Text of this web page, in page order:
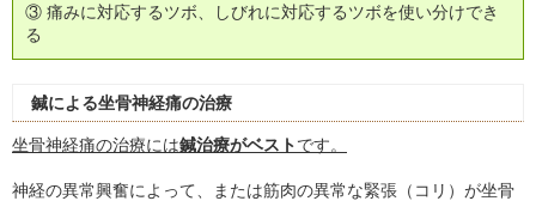
③ 痛みに対応するツボ、しびれに対応するツボを使い分けでき
る
鍼による坐骨神経痛の治療
坐骨神経痛の治療には鍼治療がベストです。
神経の異常興奮によって、または筋肉の異常な緊張（コリ）が坐骨